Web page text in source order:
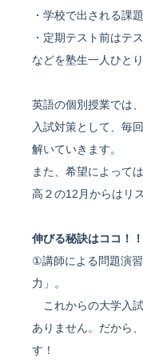
・学校で出される課
・定期テスト前はテ
などを塾生一人ひと
英語の個別授業では、
入試対策として、毎
解いていきます。
また、希望によって
高２の12月からはリ
伸びる秘訣はココ！！
①講師による問題演
力」。
これからの大学入
ありません。だから
す！